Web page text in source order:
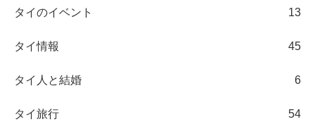
タイのイベント 13
タイ情報 45
タイ人と結婚 6
タイ旅行 54